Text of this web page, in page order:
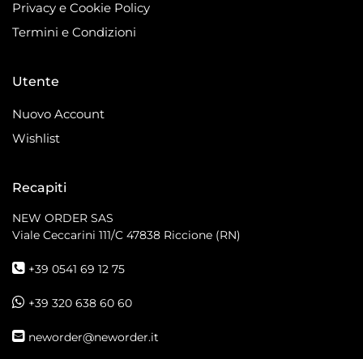
Privacy e Cookie Policy
Termini e Condizioni
Utente
Nuovo Account
Wishlist
Recapiti
NEW ORDER SAS
Viale Ceccarini 111/C 47838 Riccione (RN)
+39 0541 69 12 75
+39 320 638 60 60
neworder@neworder.it